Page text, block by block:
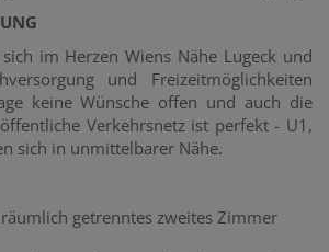
im Herzen Wiens Nähe Lugeck und
und Freizeitmöglichkeiten
keine Wünsche offen und auch die
Verkehrsnetz ist perfekt - U1,
sich in unmittelbarer Nähe.
räumlich getrenntes zweites Zimmer